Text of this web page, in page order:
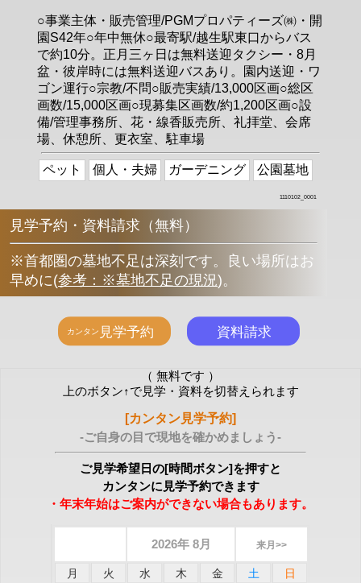
○事業主体・販売管理/PGMプロパティーズ㈱・開
園S42年○年中無休○最寄駅/越生駅東口からバス
で約10分。正月三ヶ日は無料送迎タクシー・8月
盆・彼岸時には無料送迎バスあり。園内送迎・ワ
ゴン運行○宗教/不問○販売実績/13,000区画○総区
画数/15,000区画○現募集区画数/約1,200区画○設
備/管理事務所、花・線香販売所、礼拝堂、会席
場、休憩所、更衣室、駐車場
ペット 個人・夫婦 ガーデニング 公園墓地
1110102_0001
見学予約・資料請求（無料）
※首都圏の墓地不足は深刻です。良い場所はお
早めに(参考：※墓地不足の現況)。
（ 無料です ）
上のボタン↑で見学・資料を切替えられます
[カンタン見学予約]
-ご自身の目で現地を確かめましょう-
ご見学希望日の[時間ボタン]を押すと
カンタンに見学予約できます
・年末年始はご案内ができない場合もあります。
2026年 8月 来月>>
月 火 水 木 金 土
日